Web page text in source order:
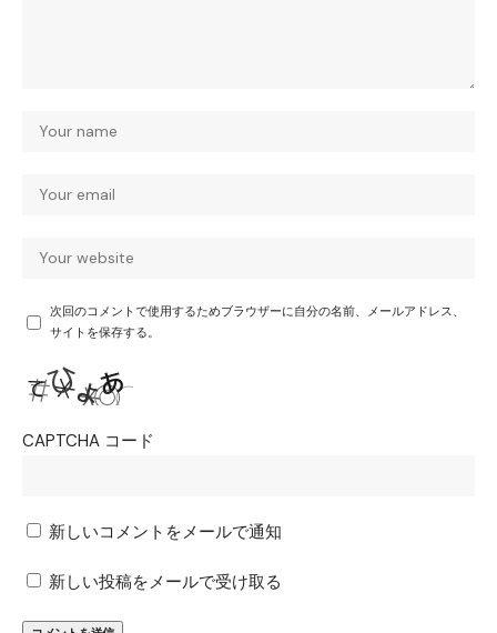
次回のコメントで使用するためブラウザーに自分の名前、メールアドレス、
サイトを保存する。
CAPTCHA コード
新しいコメントをメールで通知
新しい投稿をメールで受け取る